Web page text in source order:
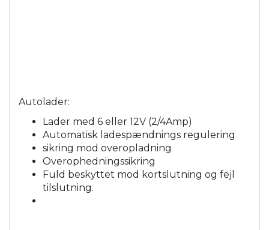
Autolader:
Lader med 6 eller 12V (2/4Amp)
Automatisk ladespændnings regulering
sikring mod overopladning
Overophedningssikring
Fuld beskyttet mod kortslutning og fejl
tilslutning.